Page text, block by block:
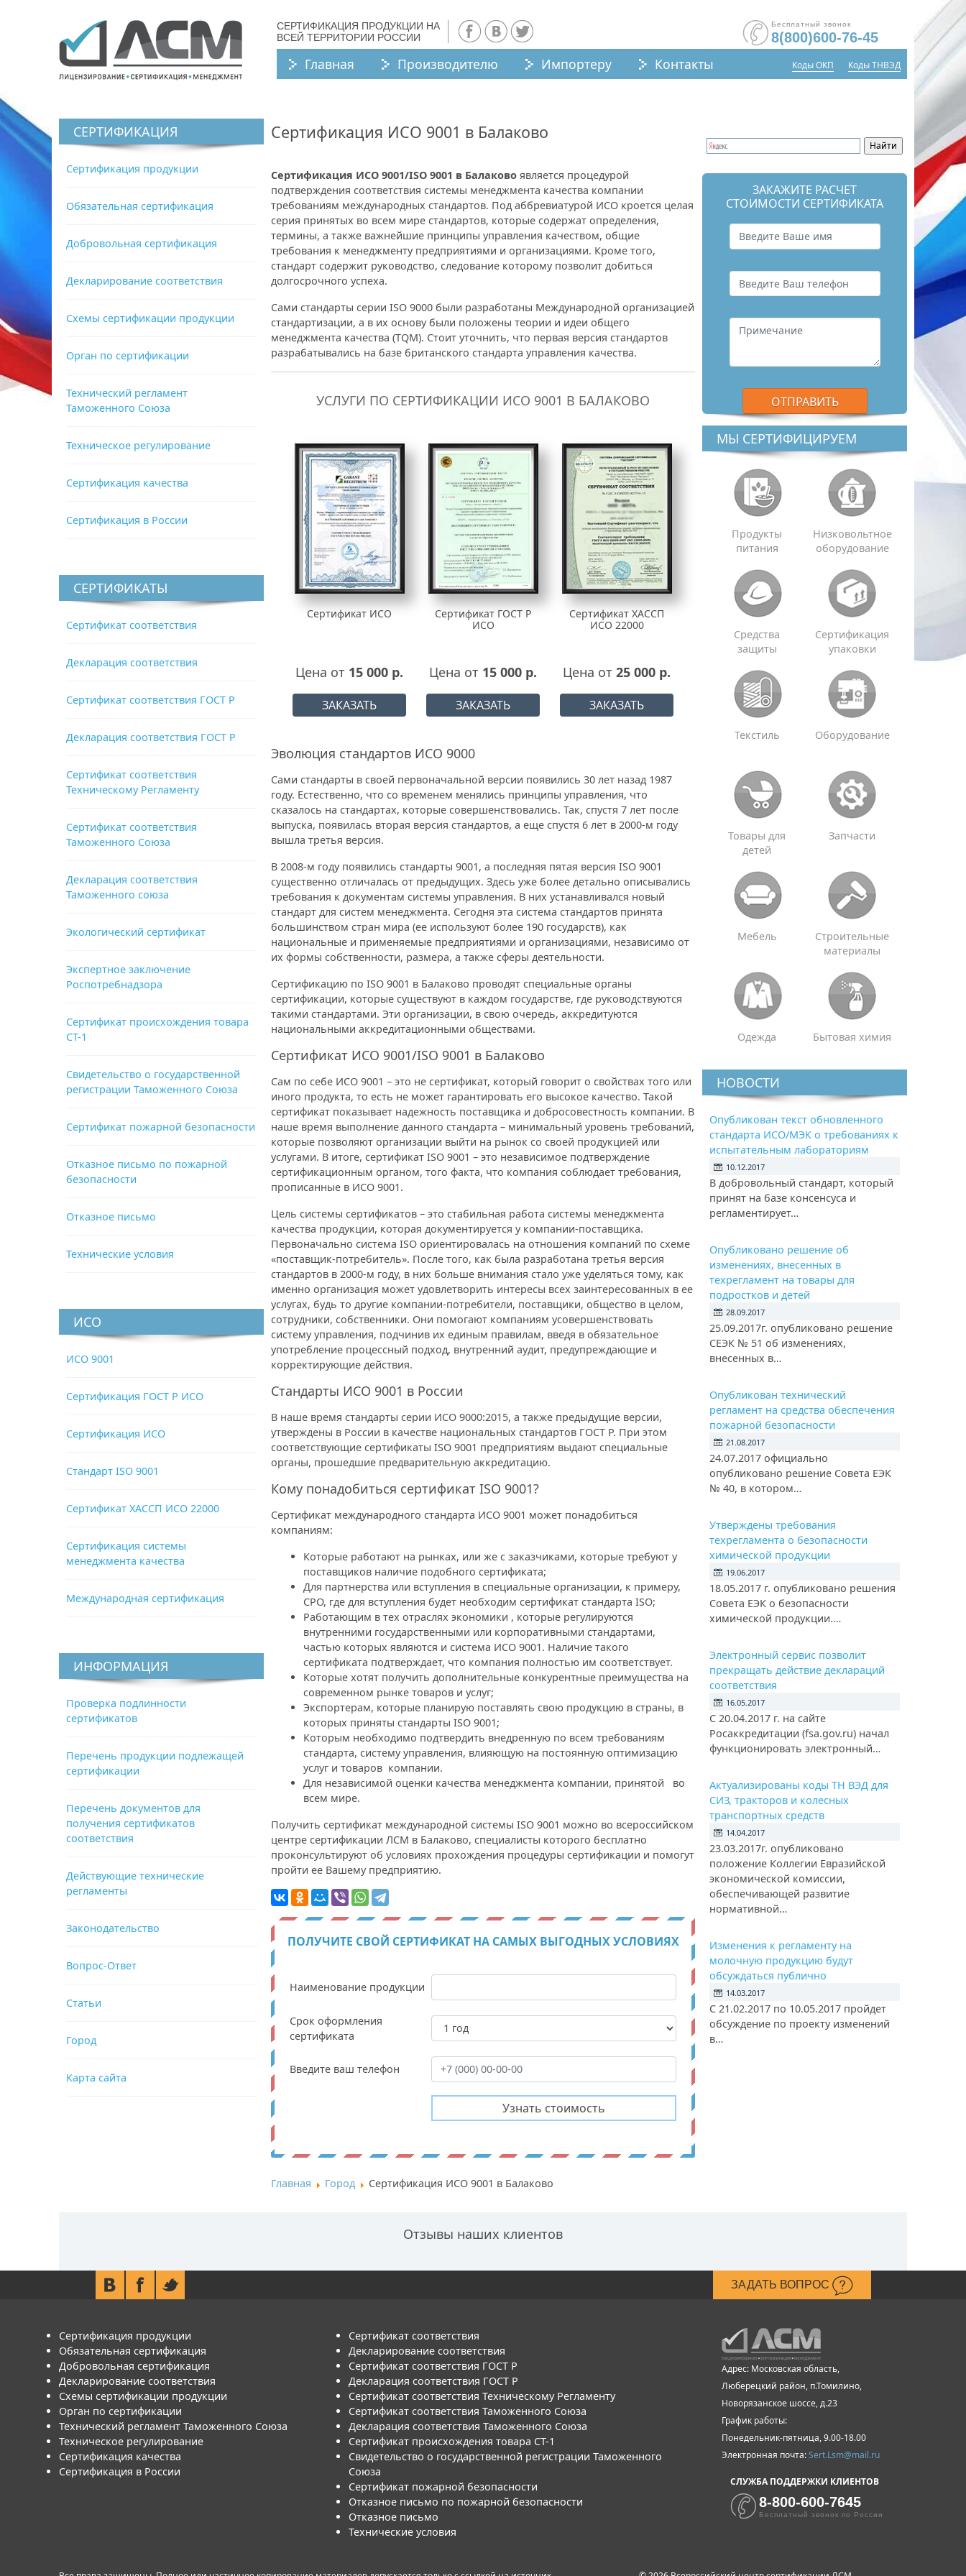
СЕРТИФИКАЦИЯ ПРОДУКЦИИ НА
ВСЕЙ ТЕРРИТОРИИ РОССИИ
Бесплатный звонок
8(800)600-76-45
Главная Производителю Импортеру Контакты Коды ОКП Коды ТНВЭД
СЕРТИФИКАЦИЯ
Сертификация продукции
Обязательная сертификация
Добровольная сертификация
Декларирование соответствия
Схемы сертификации продукции
Орган по сертификации
Технический регламент
Таможенного Союза
Техническое регулирование
Сертификация качества
Сертификация в России
СЕРТИФИКАТЫ
Сертификат соответствия
Декларация соответствия
Сертификат соответствия ГОСТ Р
Декларация соответствия ГОСТ Р
Сертификат соответствия
Техническому Регламенту
Сертификат соответствия
Таможенного Союза
Декларация соответствия
Таможенного союза
Экологический сертификат
Экспертное заключение
Роспотребнадзора
Сертификат происхождения товара
СТ-1
Свидетельство о государственной
регистрации Таможенного Союза
Сертификат пожарной безопасности
Отказное письмо по пожарной
безопасности
Отказное письмо
Технические условия
ИСО
ИСО 9001
Сертификация ГОСТ Р ИСО
Сертификация ИСО
Стандарт ISO 9001
Сертификат ХАССП ИСО 22000
Сертификация системы
менеджмента качества
Международная сертификация
ИНФОРМАЦИЯ
Проверка подлинности
сертификатов
Перечень продукции подлежащей
сертификации
Перечень документов для
получения сертификатов
соответствия
Действующие технические
регламенты
Законодательство
Вопрос-Ответ
Статьи
Город
Карта сайта
Сертификация ИСО 9001 в Балаково
Сертификация ИСО 9001/ISO 9001 в Балаково является процедурой
подтверждения соответствия системы менеджмента качества компании
требованиям международных стандартов. Под аббревиатурой ИСО кроется целая
серия принятых во всем мире стандартов, которые содержат определения,
термины, а также важнейшие принципы управления качеством, общие
требования к менеджменту предприятиями и организациями. Кроме того,
стандарт содержит руководство, следование которому позволит добиться
долгосрочного успеха.
Сами стандарты серии ISO 9000 были разработаны Международной организацией
стандартизации, а в их основу были положены теории и идеи общего
менеджмента качества (TQM). Стоит уточнить, что первая версия стандартов
разрабатывались на базе британского стандарта управления качества.
УСЛУГИ ПО СЕРТИФИКАЦИИ ИСО 9001 В БАЛАКОВО
Сертификат ИСО
Цена от 15 000 р.
ЗАКАЗАТЬ
Сертификат ГОСТ Р
ИСО
Цена от 15 000 р.
ЗАКАЗАТЬ
Сертификат ХАССП
ИСО 22000
Цена от 25 000 р.
ЗАКАЗАТЬ
Эволюция стандартов ИСО 9000
Сами стандарты в своей первоначальной версии появились 30 лет назад 1987
году. Естественно, что со временем менялись принципы управления, что
сказалось на стандартах, которые совершенствовались. Так, спустя 7 лет после
выпуска, появилась вторая версия стандартов, а еще спустя 6 лет в 2000-м году
вышла третья версия.
В 2008-м году появились стандарты 9001, а последняя пятая версия ISO 9001
существенно отличалась от предыдущих. Здесь уже более детально описывались
требования к документам системы управления. В них устанавливался новый
стандарт для систем менеджмента. Сегодня эта система стандартов принята
большинством стран мира (ее используют более 190 государств), как
национальные и применяемые предприятиями и организациями, независимо от
их формы собственности, размера, а также сферы деятельности.
Сертификацию по ISO 9001 в Балаково проводят специальные органы
сертификации, которые существуют в каждом государстве, где руководствуются
такими стандартами. Эти организации, в свою очередь, аккредитуются
национальными аккредитационными обществами.
Сертификат ИСО 9001/ISO 9001 в Балаково
Сам по себе ИСО 9001 – это не сертификат, который говорит о свойствах того или
иного продукта, то есть не может гарантировать его высокое качество. Такой
сертификат показывает надежность поставщика и добросовестность компании. В
наше время выполнение данного стандарта – минимальный уровень требований,
которые позволяют организации выйти на рынок со своей продукцией или
услугами. В итоге, сертификат ISO 9001 – это независимое подтверждение
сертификационным органом, того факта, что компания соблюдает требования,
прописанные в ИСО 9001.
Цель системы сертификатов – это стабильная работа системы менеджмента
качества продукции, которая документируется у компании-поставщика.
Первоначально система ISO ориентировалась на отношения компаний по схеме
«поставщик-потребитель». После того, как была разработана третья версия
стандартов в 2000-м году, в них больше внимания стало уже уделяться тому, как
именно организация может удовлетворить интересы всех заинтересованных в ее
услугах, будь то другие компании-потребители, поставщики, общество в целом,
сотрудники, собственники. Они помогают компаниям усовершенствовать
систему управления, подчинив их единым правилам, введя в обязательное
употребление процессный подход, внутренний аудит, предупреждающие и
корректирующие действия.
Стандарты ИСО 9001 в России
В наше время стандарты серии ИСО 9000:2015, а также предыдущие версии,
утверждены в России в качестве национальных стандартов ГОСТ Р. При этом
соответствующие сертификаты ISO 9001 предприятиям выдают специальные
органы, прошедшие предварительную аккредитацию.
Кому понадобиться сертификат ISO 9001?
Сертификат международного стандарта ИСО 9001 может понадобиться
компаниям:
Которые работают на рынках, или же с заказчиками, которые требуют у
поставщиков наличие подобного сертификата;
Для партнерства или вступления в специальные организации, к примеру,
СРО, где для вступления будет необходим сертификат стандарта ISO;
Работающим в тех отраслях экономики , которые регулируются
внутренними государственными или корпоративными стандартами,
частью которых являются и система ИСО 9001. Наличие такого
сертификата подтверждает, что компания полностью им соответствует.
Которые хотят получить дополнительные конкурентные преимущества на
современном рынке товаров и услуг;
Экспортерам, которые планирую поставлять свою продукцию в страны, в
которых приняты стандарты ISO 9001;
Которым необходимо подтвердить внедренную по всем требованиям
стандарта, систему управления, влияющую на постоянную оптимизацию
услуг и товаров компании.
Для независимой оценки качества менеджмента компании, принятой во
всем мире.
Получить сертификат международной системы ISO 9001 можно во всероссийском
центре сертификации ЛСМ в Балаково, специалисты которого бесплатно
проконсультируют об условиях прохождения процедуры сертификации и помогут
пройти ее Вашему предприятию.
ПОЛУЧИТЕ СВОЙ СЕРТИФИКАТ НА САМЫХ ВЫГОДНЫХ УСЛОВИЯХ
Наименование продукции
Срок оформления
сертификата
Введите ваш телефон
Главная Город Сертификация ИСО 9001 в Балаково
ЗАКАЖИТЕ РАСЧЕТ
СТОИМОСТИ СЕРТИФИКАТА
МЫ СЕРТИФИЦИРУЕМ
Продукты
питания
Низковольтное
оборудование
Средства
защиты
Сертификация
упаковки
Текстиль Оборудование
Товары для
детей
Запчасти
Мебель
Строительные
материалы
Одежда Бытовая химия
НОВОСТИ
Опубликован текст обновленного
стандарта ИСО/МЭК о требованиях к
испытательным лабораториям
10.12.2017
В добровольный стандарт, который
принят на базе консенсуса и
регламентирует…
Опубликовано решение об
изменениях, внесенных в
техрегламент на товары для
подростков и детей
28.09.2017
25.09.2017г. опубликовано решение
СЕЭК № 51 об изменениях,
внесенных в…
Опубликован технический
регламент на средства обеспечения
пожарной безопасности
21.08.2017
24.07.2017 официально
опубликовано решение Совета ЕЭК
№ 40, в котором…
Утверждены требования
техрегламента о безопасности
химической продукции
19.06.2017
18.05.2017 г. опубликовано решения
Совета ЕЭК о безопасности
химической продукции.…
Электронный сервис позволит
прекращать действие деклараций
соответствия
16.05.2017
С 20.04.2017 г. на сайте
Росаккредитации (fsa.gov.ru) начал
функционировать электронный…
Актуализированы коды ТН ВЭД для
СИЗ, тракторов и колесных
транспортных средств
14.04.2017
23.03.2017г. опубликовано
положение Коллегии Евразийской
экономической комиссии,
обеспечивающей развитие
нормативной…
Изменения к регламенту на
молочную продукцию будут
обсуждаться публично
14.03.2017
С 21.02.2017 по 10.05.2017 пройдет
обсуждение по проекту изменений
в…
Отзывы наших клиентов
ЗАДАТЬ ВОПРОС
Сертификация продукции
Обязательная сертификация
Добровольная сертификация
Декларирование соответствия
Схемы сертификации продукции
Орган по сертификации
Технический регламент Таможенного Союза
Техническое регулирование
Сертификация качества
Сертификация в России
Сертификат соответствия
Декларирование соответствия
Сертификат соответствия ГОСТ Р
Декларация соответствия ГОСТ Р
Сертификат соответствия Техническому Регламенту
Сертификат соответствия Таможенного Союза
Декларация соответствия Таможенного Союза
Сертификат происхождения товара СТ-1
Свидетельство о государственной регистрации Таможенного
Союза
Сертификат пожарной безопасности
Отказное письмо по пожарной безопасности
Отказное письмо
Технические условия
Адрес: Московская область,
Люберецкий район, п.Томилино,
Новорязанское шоссе, д.23
График работы:
Понедельник-пятница, 9.00-18.00
Электронная почта:Sert.Lsm@mail.ru
СЛУЖБА ПОДДЕРЖКИ КЛИЕНТОВ
8-800-600-7645
Бесплатный звонок по России